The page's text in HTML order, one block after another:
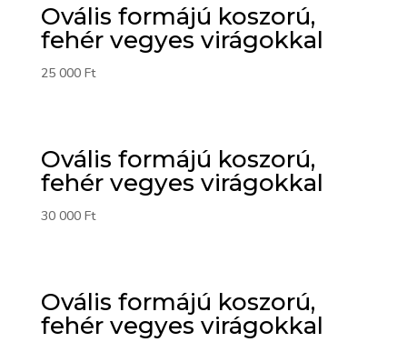
Ovális formájú koszorú,
fehér vegyes virágokkal
25 000 Ft
Ovális formájú koszorú,
fehér vegyes virágokkal
30 000 Ft
Ovális formájú koszorú,
fehér vegyes virágokkal